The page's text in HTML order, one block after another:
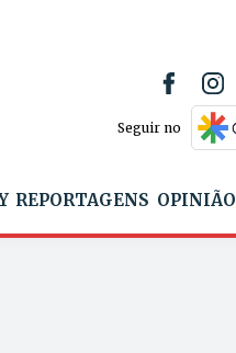
Seguir no
REPORTAGENS OPINIÃO